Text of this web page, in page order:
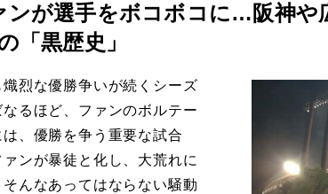
ンが選手をボコボコに…阪神や
「黒歴史」
烈な優勝争いが続くシーズ
るほど、ファンのボルテー
、優勝を争う重要な試合
ンが暴徒と化し、大荒れに
んなあってはならない騒動